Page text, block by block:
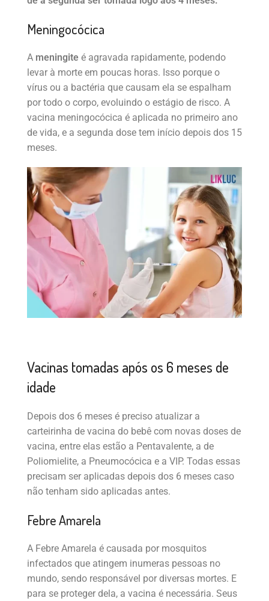
Meningocócica
A meningite é agravada rapidamente, podendo
levar à morte em poucas horas. Isso porque o
vírus ou a bactéria que causam ela se espalham
por todo o corpo, evoluindo o estágio de risco. A
vacina meningocócica é aplicada no primeiro ano
de vida, e a segunda dose tem início depois dos 15
meses.
Vacinas tomadas após os 6 meses de
idade
Depois dos 6 meses é preciso atualizar a
carteirinha de vacina do bebê com novas doses de
vacina, entre elas estão a Pentavalente, a de
Poliomielite, a Pneumocócica e a VIP. Todas essas
precisam ser aplicadas depois dos 6 meses caso
não tenham sido aplicadas antes.
Febre Amarela
A Febre Amarela é causada por mosquitos
infectados que atingem inumeras pessoas no
mundo, sendo responsável por diversas mortes. E
para se proteger dela, a vacina é necessária. Seus